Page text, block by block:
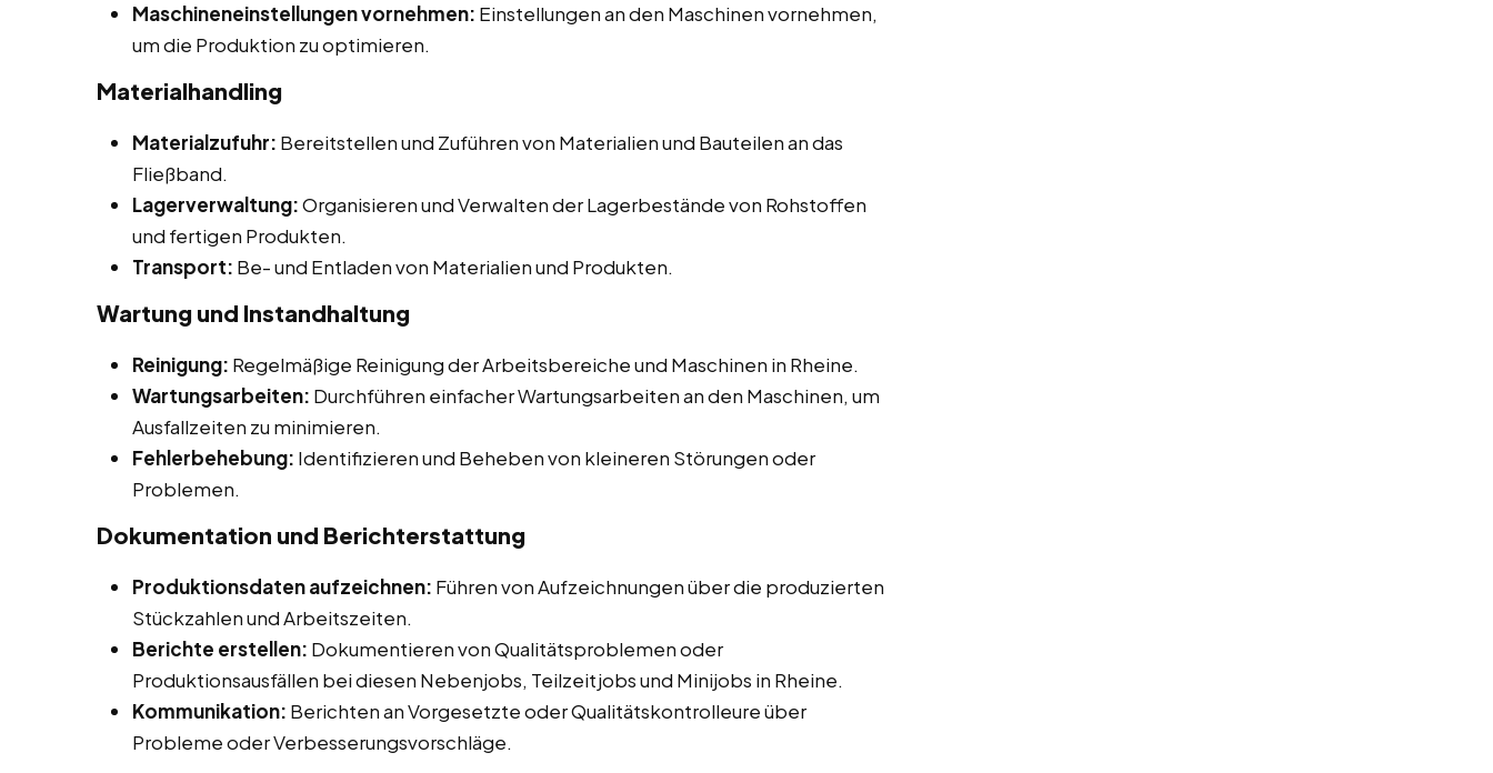
Maschineneinstellungen vornehmen: Einstellungen an den Maschinen vornehmen,
um die Produktion zu optimieren.
Materialhandling
Materialzufuhr: Bereitstellen und Zuführen von Materialien und Bauteilen an das
Fließband.
Lagerverwaltung:Organisieren und Verwalten der Lagerbestände von Rohstoffen
und fertigen Produkten.
Transport: Be- und Entladen von Materialien und Produkten.
Wartung und Instandhaltung
Reinigung: Regelmäßige Reinigung der Arbeitsbereiche und Maschinen in Rheine.
Wartungsarbeiten: Durchführen einfacher Wartungsarbeiten an den Maschinen, um
Ausfallzeiten zu minimieren.
Fehlerbehebung: Identifizieren und Beheben von kleineren Störungen oder
Problemen.
Dokumentation und Berichterstattung
Produktionsdaten aufzeichnen: Führen von Aufzeichnungen über die produzierten
Stückzahlen und Arbeitszeiten.
Berichte erstellen: Dokumentieren von Qualitätsproblemen oder
Produktionsausfällen bei diesen Nebenjobs, Teilzeitjobs und Minijobs in Rheine.
Kommunikation: Berichten an Vorgesetzte oder Qualitätskontrolleure über
Probleme oder Verbesserungsvorschläge.